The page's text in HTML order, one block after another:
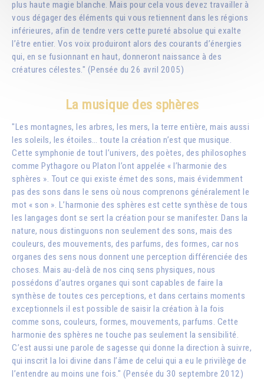
plus haute magie blanche. Mais pour cela vous devez travailler à
vous dégager des éléments qui vous retiennent dans les régions
inférieures, afin de tendre vers cette pureté absolue qui exalte
l’être entier. Vos voix produiront alors des courants d’énergies
qui, en se fusionnant en haut, donneront naissance à des
créatures célestes." (Pensée du 26 avril 2005)
La musique des sphères
"Les montagnes, les arbres, les mers, la terre entière, mais aussi
les soleils, les étoiles… toute la création n’est que musique.
Cette symphonie de tout l’univers, des poètes, des philosophes
comme Pythagore ou Platon l’ont appelée « l’harmonie des
sphères ». Tout ce qui existe émet des sons, mais évidemment
pas des sons dans le sens où nous comprenons généralement le
mot « son ». L’harmonie des sphères est cette synthèse de tous
les langages dont se sert la création pour se manifester. Dans la
nature, nous distinguons non seulement des sons, mais des
couleurs, des mouvements, des parfums, des formes, car nos
organes des sens nous donnent une perception différenciée des
choses. Mais au-delà de nos cinq sens physiques, nous
possédons d’autres organes qui sont capables de faire la
synthèse de toutes ces perceptions, et dans certains moments
exceptionnels il est possible de saisir la création à la fois
comme sons, couleurs, formes, mouvements, parfums. Cette
harmonie des sphères ne touche pas seulement la sensibilité.
C’est aussi une parole de sagesse qui donne la direction à suivre,
qui inscrit la loi divine dans l’âme de celui qui a eu le privilège de
l’entendre au moins une fois." (Pensée du 30 septembre 2012)